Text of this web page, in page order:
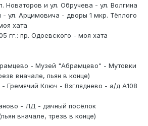
Новаторов и ул. Обручева - ул. Волгина
ул. Арцимовича - дворы 1 мкр. Тёплого
хата
гг.: пр. Одоевского - моя хата
- Музей "Абрамцево" - Мутовки
вначале, пьян в конце)
Гремячий Ключ - Взгляднево - а/д А108
- ЛД - дачный посёлок
вначале, трезв в конце)